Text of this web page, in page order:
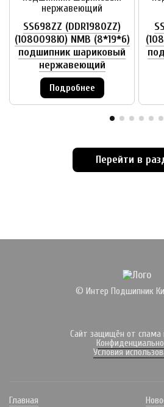
SS698ZZ (DDR1980ZZ)
(1080098Ю) NMB (8*19*6)
подшипник шариковый
нержавеющий
Подробнее
Перейти в
© Интер Подшипник
Сайт защищён от спама
Условия
Главная